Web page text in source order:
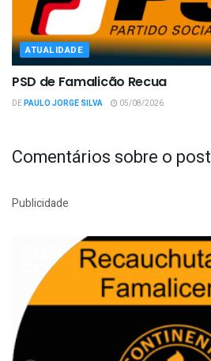
ATUALIDADE
PSD de Famalicão Recua
DEPAULO JORGE SILVA 05/08/2026
Comentários sobre o post
Publicidade